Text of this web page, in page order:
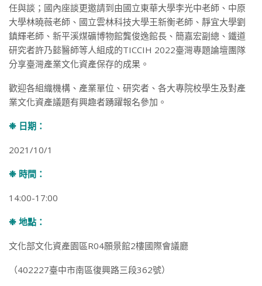
任與談；國內座談更邀請到由國立東華大學李光中老師、中原
大學林曉薇老師、國立雲林科技大學王新衡老師、靜宜大學劉
鎮輝老師、新平溪煤礦博物館龔俊逸館長、簡嘉宏副總、鐵道
研究者許乃懿醫師等人組成的TICCIH 2022臺灣專題論壇團隊
分享臺灣產業文化資產保存的成果。
歡迎各組織機構、產業單位、研究者、各大專院校學生及對產
業文化資產議題有興趣者踴躍報名參加。
❉ 日期：
2021/10/1
❉ 時間：
14:00-17:00
❉ 地點：
文化部文化資產園區R04願景館2樓國際會議廳
（402227臺中市南區復興路三段362號）